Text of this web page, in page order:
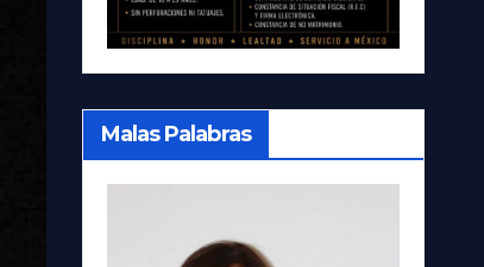
Malas Palabras